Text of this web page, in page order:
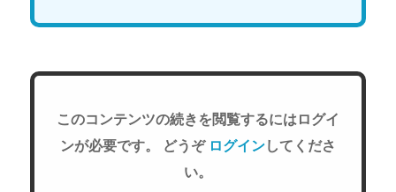
このコンテンツの続きを閲覧するにはログイ
ンが必要です。 どうぞ ログインしてくださ
い。